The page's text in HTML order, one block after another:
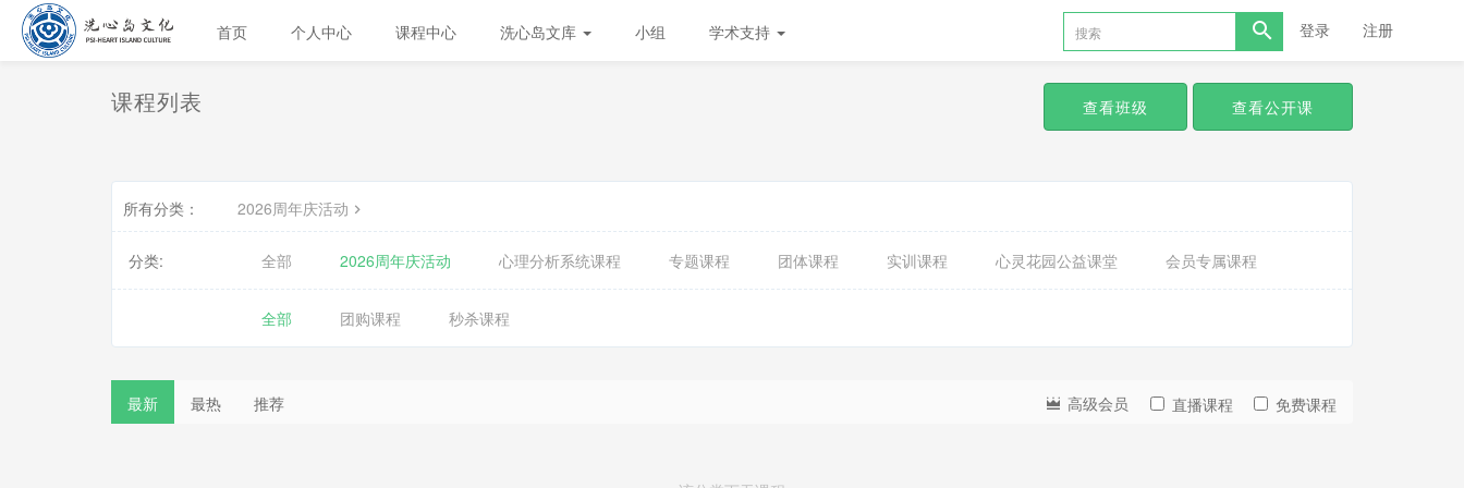
首页 个人中心 课程中心 洗心岛文库 小组 学术支持 登录 注册
课程列表 查看班级 查看公开课
所有分类： 2026周年庆活动
分类: 全部 2026周年庆活动 心理分析系统课程 专题课程 团体课程 实训课程 心灵花园公益课堂 会员专属课程
全部 团购课程 秒杀课程
最新 最热 推荐 高级会员 直播课程 免费课程